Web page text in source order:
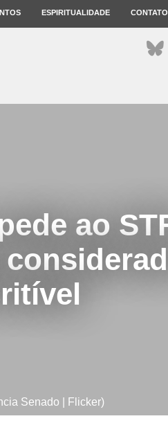
ESPIRITUALIDADE CONTATO
ao
Senado | Flicker)